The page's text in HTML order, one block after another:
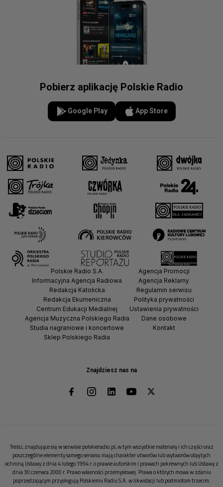
Pobierz aplikację Polskie Radio
Google Play App Store
Znajdziesz nas na
Polskie Radio S.A.
Informacyjna Agencja Radiowa
Redakcja Katolicka
Redakcja Ekumeniczna
Centrum Edukacji Medialnej
Agencja Muzyczna Polskiego Radia
Studia nagraniowe i koncertowe
Sklep Polskiego Radia
Agencja Promocji
Agencja Reklamy
Regulamin serwisu
Polityka prywatności
Ustawienia prywatności
Dane osobowe
Kontakt
Treści, znajdujące się w serwisie polskieradio.pl, w tym wszystkie materiały i ich części oraz
poszczególne elementy samego serwisu mają charakter utworów lub wytworów objętych
ochroną Ustawy z dnia 4 lutego 1994 r. o prawie autorskim i prawach pokrewnych lub Ustawy z
dnia 30 czerwca 2000 r. Prawo własności przemysłowej. Prawa o których mowa w zdaniu
poprzedzającym przysługują Polskiemu Radiu S.A. w likwidacji lub podmiotom trzecim.